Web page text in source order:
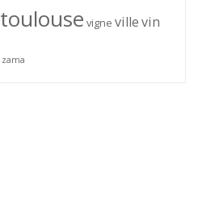
toulouse vigne villevin
zama